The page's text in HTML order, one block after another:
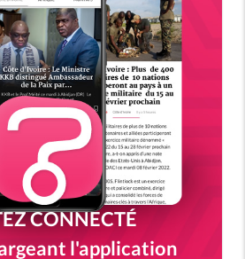
CONNECTÉ
l'application